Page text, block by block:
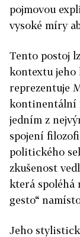
pojmovou
vysoké míry
Tento postoj
kontextu
reprezentuje
kontinentální
jedním z
spojení
politického
zkušenost
která spoléhá
gesto“
Jeho